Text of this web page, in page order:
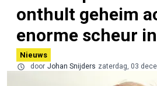
onthult geheim
enorme scheur
Nieuws
door Johan Snijders zaterdag, 03